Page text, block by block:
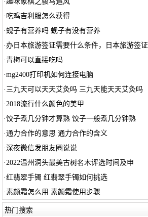
· 吃鸡吉利服怎么获得
· 蚬子有营养吗 蚬子有没有营养
·办日本旅游签证需要什么条件，日本旅游签证
·青梅可以直接吃吗
·mg2400打印机如何连接电脑
· 三九天可以天天艾灸吗 三九天能天天艾灸吗
·2018流行什么颜色的美甲
·饺子煮几分钟才算熟 饺子一般煮几分钟熟
·通力合作的意思 通力合作的含义
·深夜微信发朋友圈说说
·2022温州洞头最美古树名木评选时间及申
·红翡翠手镯 红翡翠手镯如何挑选
·素颜霜怎么用 素颜霜使用步骤
热门搜索